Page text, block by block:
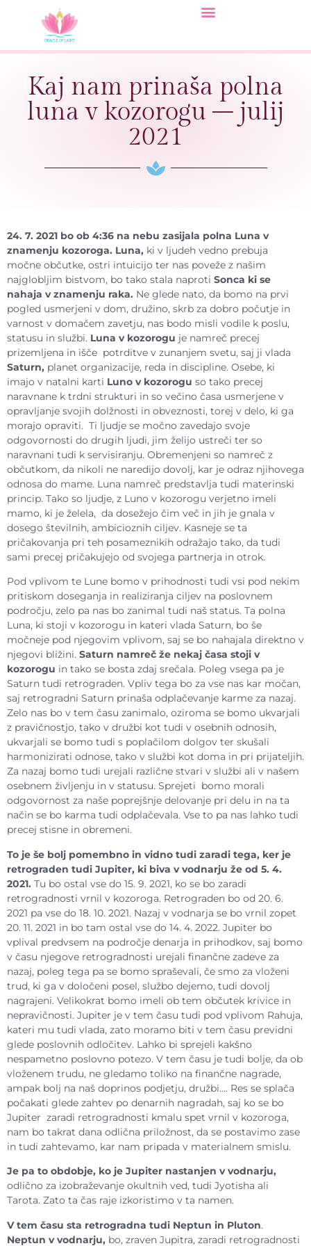
Kaj nam prinaša polna
luna v kozorogu – julij
2021
24. 7. 2021 bo ob 4:36 na nebu zasijala polna Luna v
znamenju kozoroga. Luna, ki v ljudeh vedno prebuja
močne občutke, ostri intuicijo ter nas poveže z našim
najglobljim bistvom, bo tako stala naproti Sonca ki se
nahaja v znamenju raka. Ne glede nato, da bomo na prvi
pogled usmerjeni v dom, družino, skrb za dobro počutje in
varnost v domačem zavetju, nas bodo misli vodile k poslu,
statusu in službi. Luna v kozorogu je namreč precej
prizemljena in išče potrditve v zunanjem svetu, saj ji vlada
Saturn, planet organizacije, reda in discipline. Osebe, ki
imajo v natalni karti Luno v kozorogu so tako precej
naravnane k trdni strukturi in so večino časa usmerjene v
opravljanje svojih dolžnosti in obveznosti, torej v delo, ki ga
morajo opraviti. Ti ljudje se močno zavedajo svoje
odgovornosti do drugih ljudi, jim želijo ustreči ter so
naravnani tudi k servisiranju. Obremenjeni so namreč z
občutkom, da nikoli ne naredijo dovolj, kar je odraz njihovega
odnosa do mame. Luna namreč predstavlja tudi materinski
princip. Tako so ljudje, z Luno v kozorogu verjetno imeli
mamo, ki je želela, da dosežejo čim več in jih je gnala v
dosego številnih, ambicioznih ciljev. Kasneje se ta
pričakovanja pri teh posameznikih odražajo tako, da tudi
sami precej pričakujejo od svojega partnerja in otrok.
Pod vplivom te Lune bomo v prihodnosti tudi vsi pod nekim
pritiskom doseganja in realiziranja ciljev na poslovnem
področju, zelo pa nas bo zanimal tudi naš status. Ta polna
Luna, ki stoji v kozorogu in kateri vlada Saturn, bo še
močneje pod njegovim vplivom, saj se bo nahajala direktno v
njegovi bližini. Saturn namreč že nekaj časa stoji v
kozorogu in tako se bosta zdaj srečala. Poleg vsega pa je
Saturn tudi retrograden. Vpliv tega bo za vse nas kar močan,
saj retrogradni Saturn prinaša odplačevanje karme za nazaj.
Zelo nas bo v tem času zanimalo, oziroma se bomo ukvarjali
z pravičnostjo, tako v družbi kot tudi v osebnih odnosih,
ukvarjali se bomo tudi s poplačilom dolgov ter skušali
harmonizirati odnose, tako v službi kot doma in pri prijateljih.
Za nazaj bomo tudi urejali različne stvari v službi ali v našem
osebnem življenju in v statusu. Sprejeti bomo morali
odgovornost za naše poprejšnje delovanje pri delu in na ta
način se bo karma tudi odplačevala. Vse to pa nas lahko tudi
precej stisne in obremeni.
To je še bolj pomembno in vidno tudi zaradi tega, ker je
retrograden tudi Jupiter, ki biva v vodnarju že od 5. 4.
2021. Tu bo ostal vse do 15. 9. 2021, ko se bo zaradi
retrogradnosti vrnil v kozoroga. Retrograden bo od 20. 6.
2021 pa vse do 18. 10. 2021. Nazaj v vodnarja se bo vrnil zopet
20. 11. 2021 in bo tam ostal vse do 14. 4. 2022. Jupiter bo
vplival predvsem na področje denarja in prihodkov, saj bomo
v času njegove retrogradnosti urejali finančne zadeve za
nazaj, poleg tega pa se bomo spraševali, če smo za vloženi
trud, ki ga v določeni posel, službo dejemo, tudi dovolj
nagrajeni. Velikokrat bomo imeli ob tem občutek krivice in
nepravičnosti. Jupiter je v tem času tudi pod vplivom Rahuja,
kateri mu tudi vlada, zato moramo biti v tem času previdni
glede poslovnih odločitev. Lahko bi sprejeli kakšno
nespametno poslovno potezo. V tem času je tudi bolje, da ob
vloženem trudu, ne gledamo toliko na finančne nagrade,
ampak bolj na naš doprinos podjetju, družbi…. Res se splača
počakati glede zahtev po denarnih nagradah, saj ko se bo
Jupiter zaradi retrogradnosti kmalu spet vrnil v kozoroga,
nam bo takrat dana odlična priložnost, da se postavimo zase
in tudi zahtevamo, kar nam pripada v materialnem smislu.
Je pa to obdobje, ko je Jupiter nastanjen v vodnarju,
odlično za izobraževanje okultnih ved, tudi Jyotisha ali
Tarota. Zato ta čas raje izkoristimo v ta namen.
V tem času sta retrogradna tudi Neptun in Pluton.
Neptun v vodnarju, bo, zraven Jupitra, zaradi retrogradnosti